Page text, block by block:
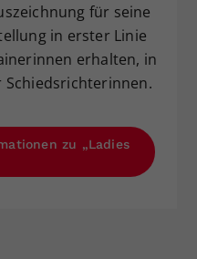
für seine
in erster Linie
erhalten, in
Schiedsrichterinnen.
zu „Ladies